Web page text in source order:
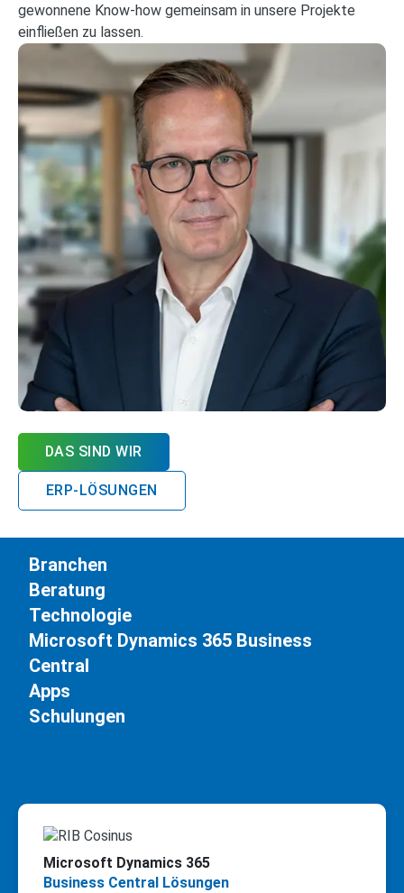
gewonnene Know-how gemeinsam in unsere Projekte
einfließen zu lassen.
DAS SIND WIR
ERP-LÖSUNGEN
Branchen
Beratung
Technologie
Microsoft Dynamics 365 Business
Central
Apps
Schulungen
Microsoft Dynamics 365
Business Central Lösungen